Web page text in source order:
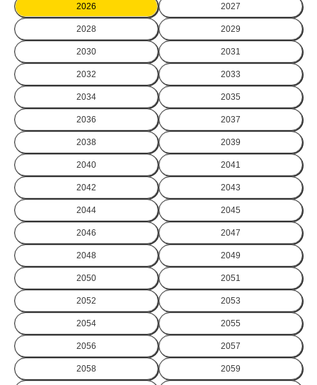
2026 2027
2028 2029
2030 2031
2032 2033
2034 2035
2036 2037
2038 2039
2040 2041
2042 2043
2044 2045
2046 2047
2048 2049
2050 2051
2052 2053
2054 2055
2056 2057
2058 2059